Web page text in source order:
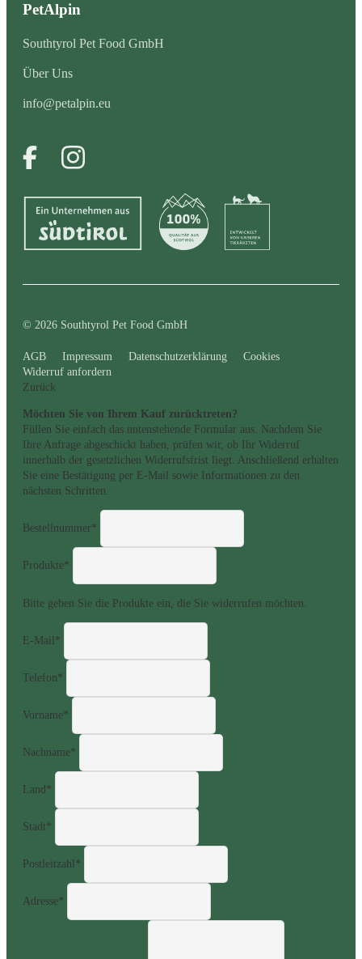
PetAlpin
Southtyrol Pet Food GmbH
Über Uns
info@petalpin.eu
© 2026 Southtyrol Pet Food GmbH
AGB Impressum Datenschutzerklärung
Cookies
Widerruf anfordern
Zurück
Möchten Sie von Ihrem Kauf zurücktreten?
Füllen Sie einfach das untenstehende Formular aus. Nachdem Sie
Ihre Anfrage abgeschickt haben, prüfen wir, ob Ihr Widerruf
innerhalb der gesetzlichen Widerrufsfrist liegt. Anschließend erhalten
Sie eine Bestätigung per E-Mail sowie Informationen zu den
nächsten Schritten.
Bestellnummer*
Produkte*
Bitte geben Sie die Produkte ein, die Sie widerrufen möchten.
E-Mail*
Telefon*
Vorname*
Nachname*
Land*
Stadt*
Postleitzahl*
Adresse*